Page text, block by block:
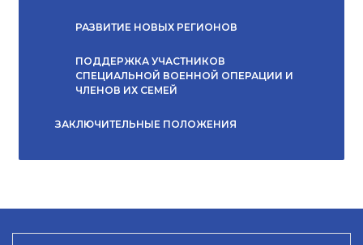
РАЗВИТИЕ НОВЫХ РЕГИОНОВ
ПОДДЕРЖКА УЧАСТНИКОВ
СПЕЦИАЛЬНОЙ ВОЕННОЙ ОПЕРАЦИИ И
ЧЛЕНОВ ИХ СЕМЕЙ
ЗАКЛЮЧИТЕЛЬНЫЕ ПОЛОЖЕНИЯ